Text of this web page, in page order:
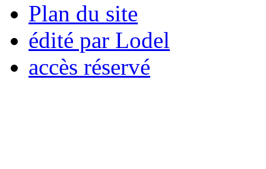
Plan du site
édité par Lodel
accès réservé